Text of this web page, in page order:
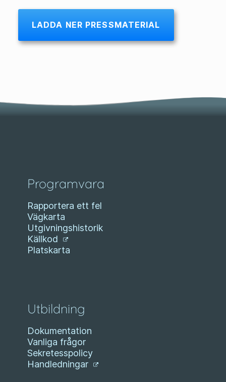
LADDA NER PRESSMATERIAL
Programvara
Rapportera ett fel
Vägkarta
Utgivningshistorik
Källkod
Platskarta
Utbildning
Dokumentation
Vanliga frågor
Sekretesspolicy
Handledningar